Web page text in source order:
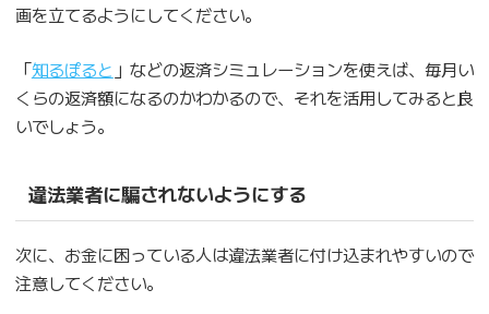
画を立てるようにしてください。
「知るぽると 」などの返済シミュレーションを使えば、毎月い
くらの返済額になるのかわかるので、それを活用してみると良
いでしょう。
違法業者に騙されないようにする
次に、お金に困っている人は違法業者に付け込まれやすいので
注意してください。